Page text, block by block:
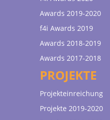
Awards 2019-2020
f4i Awards 2019
Awards 2018-2019
Awards 2017-2018
PROJEKTE
Projekteinreichung
Projekte 2019-2020